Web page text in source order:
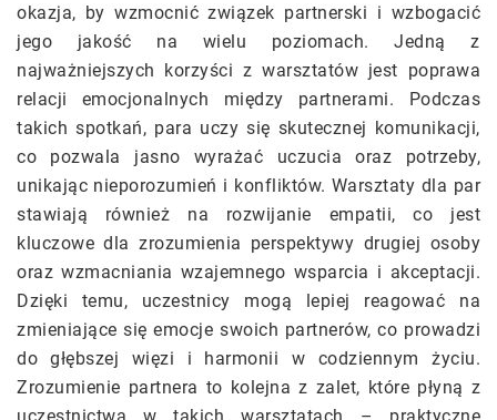
okazja, by wzmocnić związek partnerski i wzbogacić
jego jakość na wielu poziomach. Jedną z
najważniejszych korzyści z warsztatów jest poprawa
relacji emocjonalnych między partnerami. Podczas
takich spotkań, para uczy się skutecznej komunikacji,
co pozwala jasno wyrażać uczucia oraz potrzeby,
unikając nieporozumień i konfliktów. Warsztaty dla par
stawiają również na rozwijanie empatii, co jest
kluczowe dla zrozumienia perspektywy drugiej osoby
oraz wzmacniania wzajemnego wsparcia i akceptacji.
Dzięki temu, uczestnicy mogą lepiej reagować na
zmieniające się emocje swoich partnerów, co prowadzi
do głębszej więzi i harmonii w codziennym życiu.
Zrozumienie partnera to kolejna z zalet, które płyną z